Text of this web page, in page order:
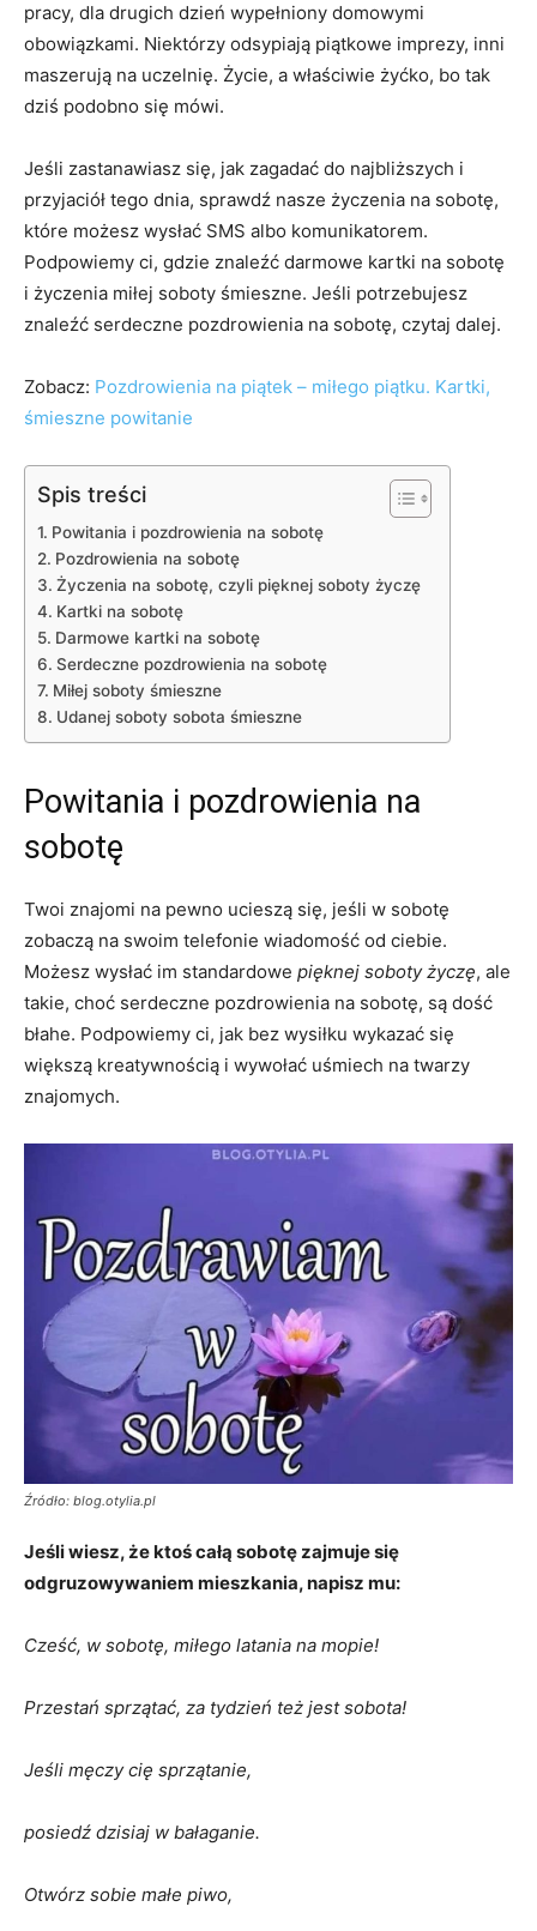
pracy, dla drugich dzień wypełniony domowymi
obowiązkami. Niektórzy odsypiają piątkowe imprezy, inni
maszerują na uczelnię. Życie, a właściwie żyćko, bo tak
dziś podobno się mówi.
Jeśli zastanawiasz się, jak zagadać do najbliższych i
przyjaciół tego dnia, sprawdź nasze życzenia na sobotę,
które możesz wysłać SMS albo komunikatorem.
Podpowiemy ci, gdzie znaleźć darmowe kartki na sobotę
i życzenia miłej soboty śmieszne. Jeśli potrzebujesz
znaleźć serdeczne pozdrowienia na sobotę, czytaj dalej.
Zobacz: Pozdrowienia na piątek – miłego piątku. Kartki,
śmieszne powitanie
Spis treści
Powitania i pozdrowienia na sobotę
Pozdrowienia na sobotę
Życzenia na sobotę, czyli pięknej soboty życzę
Kartki na sobotę
Darmowe kartki na sobotę
Serdeczne pozdrowienia na sobotę
Miłej soboty śmieszne
Udanej soboty sobota śmieszne
Powitania i pozdrowienia na
sobotę
Twoi znajomi na pewno ucieszą się, jeśli w sobotę
zobaczą na swoim telefonie wiadomość od ciebie.
Możesz wysłać im standardowe pięknej soboty życzę, ale
takie, choć serdeczne pozdrowienia na sobotę, są dość
błahe. Podpowiemy ci, jak bez wysiłku wykazać się
większą kreatywnością i wywołać uśmiech na twarzy
znajomych.
Źródło: blog.otylia.pl
Jeśli wiesz, że ktoś całą sobotę zajmuje się
odgruzowywaniem mieszkania, napisz mu:
Cześć, w sobotę, miłego latania na mopie!
Przestań sprzątać, za tydzień też jest sobota!
Jeśli męczy cię sprzątanie,
posiedź dzisiaj w bałaganie.
Otwórz sobie małe piwo,